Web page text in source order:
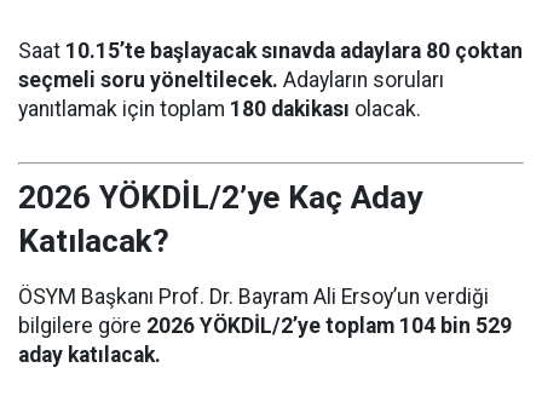
Saat 10.15’te başlayacak sınavda adaylara 80 çoktan
seçmeli soru yöneltilecek. Adayların soruları
yanıtlamak için toplam 180 dakikası olacak.
2026 YÖKDİL/2’ye Kaç Aday
Katılacak?
ÖSYM Başkanı Prof. Dr. Bayram Ali Ersoy’un verdiği
bilgilere göre 2026 YÖKDİL/2’ye toplam 104 bin 529
aday katılacak.